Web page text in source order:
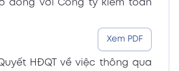
đồng với Công ty kiểm toán
HĐQT về việc thông qua
Xem PDF